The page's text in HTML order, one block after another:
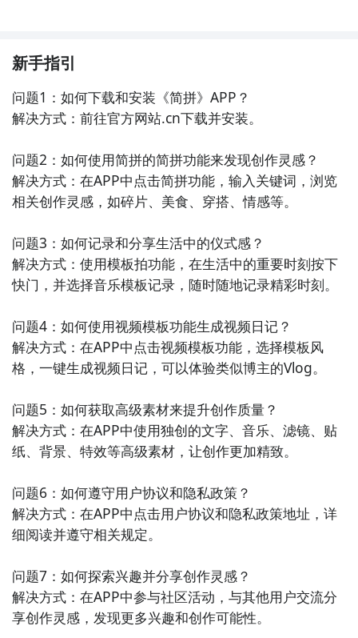
新手指引
问题1：如何下载和安装《简拼》APP？
解决方式：前往官方网站.cn下载并安装。
问题2：如何使用简拼的简拼功能来发现创作灵感？
解决方式：在APP中点击简拼功能，输入关键词，浏览
相关创作灵感，如碎片、美食、穿搭、情感等。
问题3：如何记录和分享生活中的仪式感？
解决方式：使用模板拍功能，在生活中的重要时刻按下
快门，并选择音乐模板记录，随时随地记录精彩时刻。
问题4：如何使用视频模板功能生成视频日记？
解决方式：在APP中点击视频模板功能，选择模板风
格，一键生成视频日记，可以体验类似博主的Vlog。
问题5：如何获取高级素材来提升创作质量？
解决方式：在APP中使用独创的文字、音乐、滤镜、贴
纸、背景、特效等高级素材，让创作更加精致。
问题6：如何遵守用户协议和隐私政策？
解决方式：在APP中点击用户协议和隐私政策地址，详
细阅读并遵守相关规定。
问题7：如何探索兴趣并分享创作灵感？
解决方式：在APP中参与社区活动，与其他用户交流分
享创作灵感，发现更多兴趣和创作可能性。